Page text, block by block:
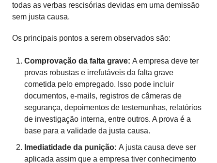
todas as verbas rescisórias devidas em uma demissão
sem justa causa.
Os principais pontos a serem observados são:
Comprovação da falta grave: A empresa deve ter
provas robustas e irrefutáveis da falta grave
cometida pelo empregado. Isso pode incluir
documentos, e-mails, registros de câmeras de
segurança, depoimentos de testemunhas, relatórios
de investigação interna, entre outros. A prova é a
base para a validade da justa causa.
Imediatidade da punição: A justa causa deve ser
aplicada assim que a empresa tiver conhecimento